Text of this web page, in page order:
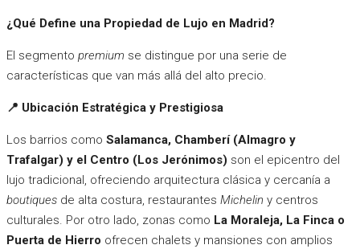
¿Qué Define una Propiedad de Lujo en Madrid?
El segmento premium se distingue por una serie de
características que van más allá del alto precio.
📍 Ubicación Estratégica y Prestigiosa
Los barrios como Salamanca, Chamberí (Almagro y
Trafalgar) y el Centro (Los Jerónimos) son el epicentro del
lujo tradicional, ofreciendo arquitectura clásica y cercanía a
boutiques de alta costura, restaurantes Michelin y centros
culturales. Por otro lado, zonas como La Moraleja, La Finca o
Puerta de Hierro ofrecen chalets y mansiones con amplios